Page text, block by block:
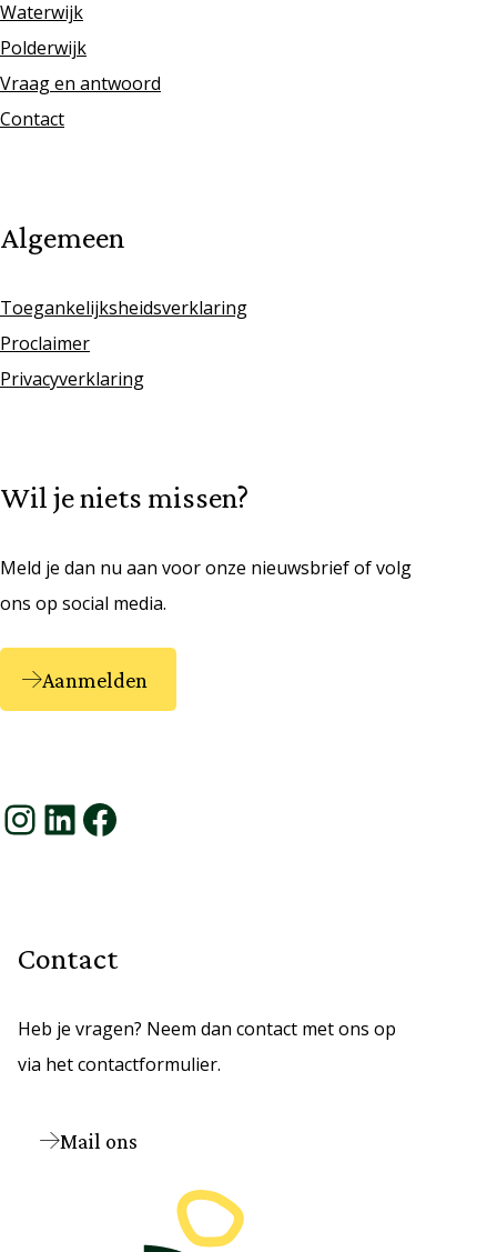
Waterwijk
Polderwijk
Vraag en antwoord
Contact
Algemeen
Toegankelijksheidsverklaring
Proclaimer
Privacyverklaring
Wil je niets missen?
Meld je dan nu aan voor onze nieuwsbrief of volg
ons op social media.
Aanmelden
InstagramLinkedIn Facebook
Contact
Heb je vragen? Neem dan contact met ons op
via het contactformulier.
Mail ons